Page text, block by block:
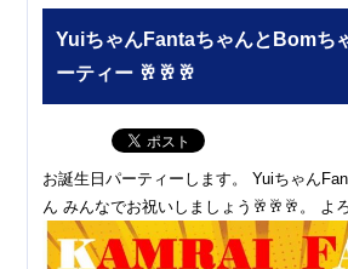
YuiちゃんFantaちゃんとBomち
ーティー 🥂🥂🥂
お誕生日パーティーします。 Yuiちゃん
ん みんなでお祝いしましょう🥂🥂🥂。 よ